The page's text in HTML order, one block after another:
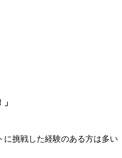
に挑戦した経験のある方は多い